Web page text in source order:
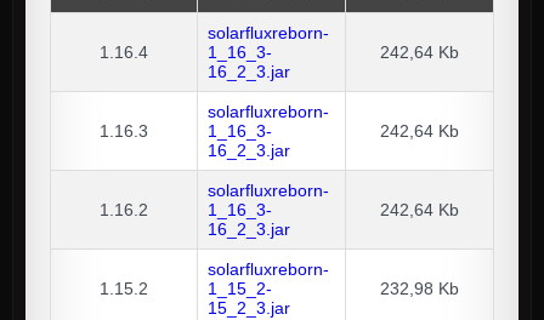
1.16.4
solarfluxreborn-
1_16_3-
16_2_3.jar
242,64 Kb
1.16.3
solarfluxreborn-
1_16_3-
16_2_3.jar
242,64 Kb
1.16.2
solarfluxreborn-
1_16_3-
16_2_3.jar
242,64 Kb
1.15.2
solarfluxreborn-
1_15_2-
15_2_3.jar
232,98 Kb